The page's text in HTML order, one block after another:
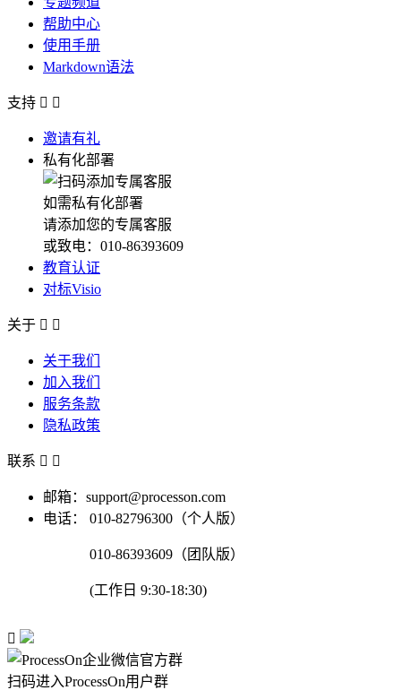
帮助中心
使用手册
Markdown语法
支持  
邀请有礼
私有化部署
如需私有化部署
请添加您的专属客服
或致电：010-86393609
教育认证
对标Visio
关于  
关于我们
加入我们
服务条款
隐私政策
联系  
邮箱：support@processon.com
电话：
010-82796300（个人版）
010-86393609（团队版）
(工作日 9:30-18:30)

扫码进入ProcessOn用户群